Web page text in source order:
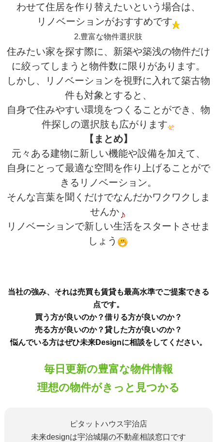
わせて住居を作り替えたいという場合は、
リノベーションがおすすめです
2.豊富な物件選択肢
住みたい家を探す際に、新築や築浅の物件だけ
に絞ってしまうと物件数に限りがあります。
しかし、リノベーションを視野に入れて築古物
件も対象とすると、
自身で住みやすい環境をつくることができ、物
件探しの選択肢も広がります
【まとめ】
元々ある建物に新しい機能や設備を加えて、
自身にとって最適な空間を作り上げることがで
きるリノベーション。
そんな言葉を聞くだけでなんだかワクワクしま
せんか
リノベーションで新しい生活をスタートさせま
しょう
当社の強み、それは売買も賃貸も最高水準でご提案できる
点です。
買う方が良いのか？借りる方が良いのか？
売る方が良いのか？貸した方が良いのか？
悩んでいる方はぜひ未来Designに相談をしてください。
毎日更新の豊富な物件情報
理想の物件がきっと見つかる
ピタットハウス宇治店
未来designは宇治城陽の不動産相談窓口です